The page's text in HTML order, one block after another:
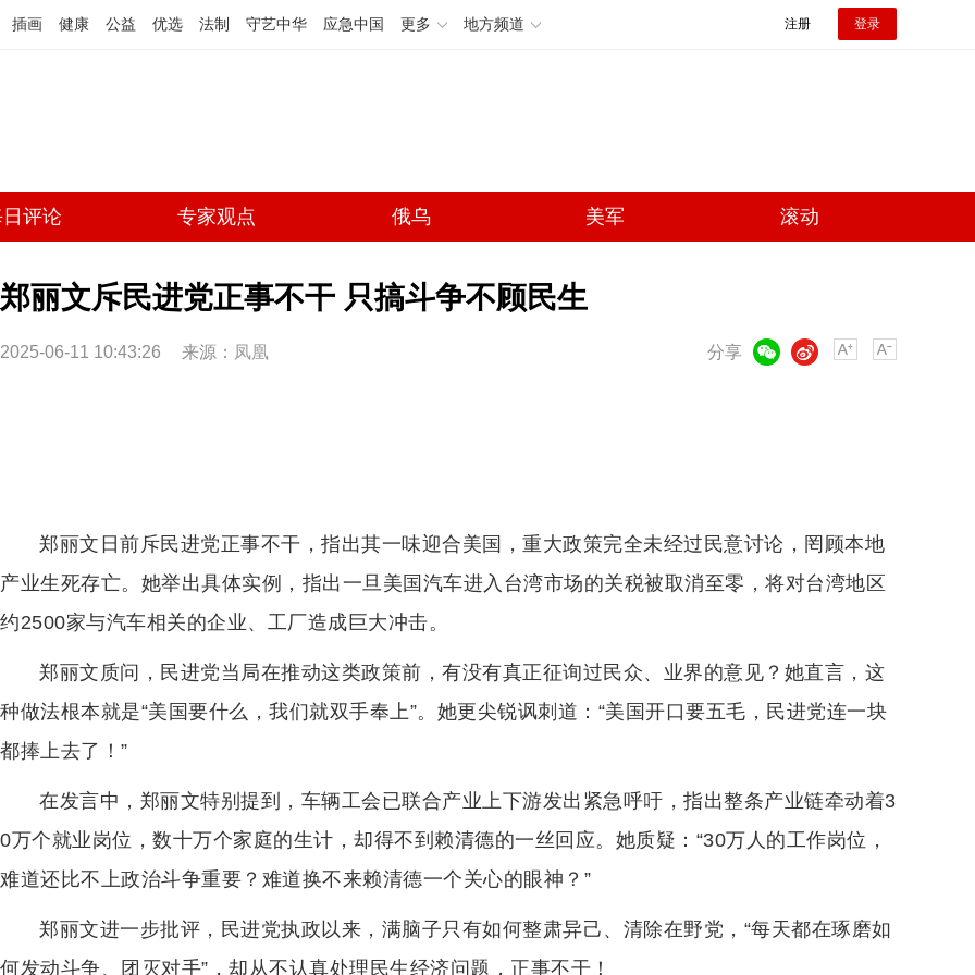
插画 健康 公益 优选 法制 守艺中华 应急中国 更多 地方频道 注册 登录
评论 专家观点 俄乌 美军 滚动
郑丽文斥民进党正事不干 只搞斗争不顾民生
2025-06-11 10:43:26 来源： 凤凰 分享
微博
郑丽文日前斥民进党正事不干，指出其一味迎合美国，重大政策完全未经过民意讨论，罔顾本地
产业生死存亡。她举出具体实例，指出一旦美国汽车进入台湾市场的关税被取消至零，将对台湾地区
约2500家与汽车相关的企业、工厂造成巨大冲击。
郑丽文质问，民进党当局在推动这类政策前，有没有真正征询过民众、业界的意见？她直言，这
种做法根本就是“美国要什么，我们就双手奉上”。她更尖锐讽刺道：“美国开口要五毛，民进党连一块
都捧上去了！”
在发言中，郑丽文特别提到，车辆工会已联合产业上下游发出紧急呼吁，指出整条产业链牵动着3
0万个就业岗位，数十万个家庭的生计，却得不到赖清德的一丝回应。她质疑：“30万人的工作岗位，
难道还比不上政治斗争重要？难道换不来赖清德一个关心的眼神？”
郑丽文进一步批评，民进党执政以来，满脑子只有如何整肃异己、清除在野党，“每天都在琢磨如
何发动斗争、团灭对手”，却从不认真处理民生经济问题，正事不干！